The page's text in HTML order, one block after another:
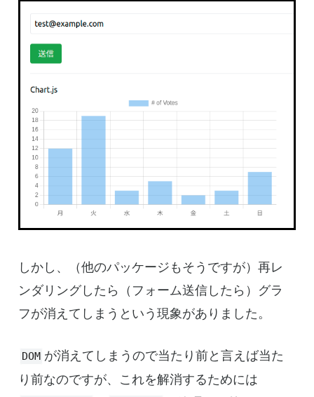
しかし、（他のパッケージもそうですが）再レ
ンダリングしたら（フォーム送信したら）グラ
フが消えてしまうという現象がありました。
DOM が消えてしまうので当たり前と言えば当た
り前なのですが、これを解消するためには